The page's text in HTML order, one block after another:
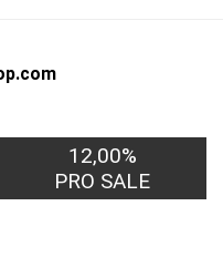
12,00%
PRO SALE